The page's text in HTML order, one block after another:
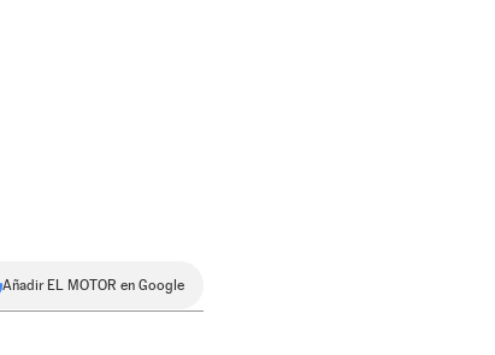
Añadir EL MOTOR en Google